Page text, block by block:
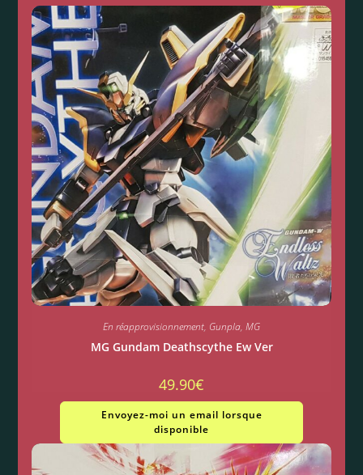
En réapprovisionnement, Gunpla, MG
MG Gundam Deathscythe Ew Ver
49.90€
Envoyez-moi un email lorsque
disponible